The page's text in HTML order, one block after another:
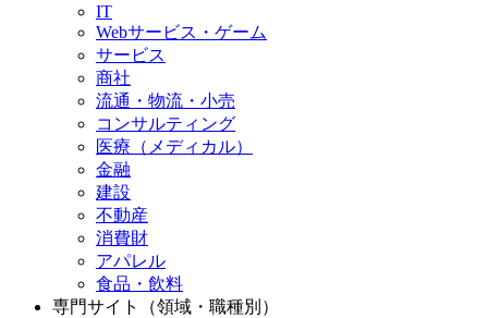
IT
Webサービス・ゲーム
サービス
商社
流通・物流・小売
コンサルティング
医療（メディカル）
金融
建設
不動産
消費財
アパレル
食品・飲料
専門サイト（領域・職種別）